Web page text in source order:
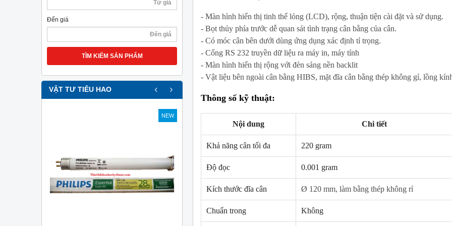
Đến giá
TÌM KIẾM SẢN PHẨM
VẬT TƯ TIÊU HAO
NEW NEW NEW
‹ ›
- Màn hình hiển thị tinh thể lỏng (LCD), rộng, thuận tiện cài đặt và sử dụng.
- Bọt thủy phía trước dễ quan sát tình trạng cân bằng của cân.
- Có móc cân bên dưới dùng ứng dụng xác định tỉ trọng.
- Cổng RS 232 truyền dữ liệu ra máy in, máy tính
- Màn hình hiển thị rộng với đèn sáng nền backlit
- Vật liệu bên ngoài cân bằng HIBS, mặt đĩa cân bằng thép không gỉ, lồng
Thông số kỹ thuật:
Nội dung Chi tiết
Khả năng cân tối đa 220 gram
Độ đọc 0.001 gram
Kích thước đĩa cân Ø 120 mm, làm bằng thép không rỉ
Chuẩn trong Không